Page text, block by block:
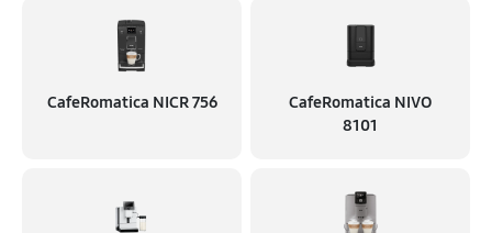
CafeRomatica NICR 756
CafeRomatica NIVO
8101